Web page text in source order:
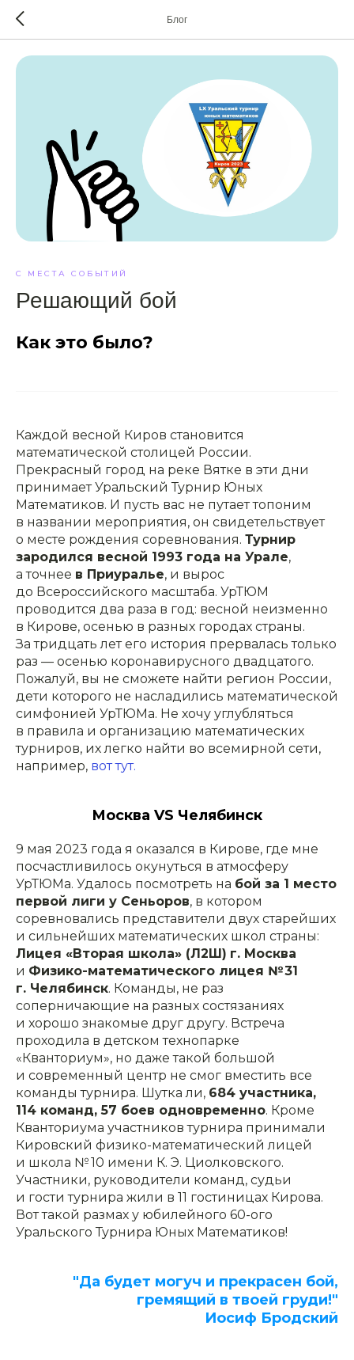
Блог
С МЕСТА СОБЫТИЙ
Решающий бой
Как это было?
Каждой весной Киров становится
математической столицей России.
Прекрасный город на реке Вятке в эти дни
принимает Уральский Турнир Юных
Математиков. И пусть вас не путает топоним
в названии мероприятия, он свидетельствует
о месте рождения соревнования. Турнир
зародился весной 1993 года на Урале,
а точнее в Приуралье, и вырос
до Всероссийского масштаба. УрТЮМ
проводится два раза в год: весной неизменно
в Кирове, осенью в разных городах страны.
За тридцать лет его история прервалась только
раз — осенью коронавирусного двадцатого.
Пожалуй, вы не сможете найти регион России,
дети которого не насладились математической
симфонией УрТЮМа. Не хочу углубляться
в правила и организацию математических
турниров, их легко найти во всемирной сети,
например, вот тут.
Москва VS Челябинск
9 мая 2023 года я оказался в Кирове, где мне
посчастливилось окунуться в атмосферу
УрТЮМа. Удалось посмотреть на бой за 1 место
первой лиги у Сеньоров, в котором
соревновались представители двух старейших
и сильнейших математических школ страны:
Лицея «Вторая школа» (Л2Ш) г. Москва
и Физико-математического лицея № 31
г. Челябинск. Команды, не раз
соперничающие на разных состязаниях
и хорошо знакомые друг другу. Встреча
проходила в детском технопарке
«Кванториум», но даже такой большой
и современный центр не смог вместить все
команды турнира. Шутка ли, 684 участника,
114 команд, 57 боев одновременно. Кроме
Кванториума участников турнира принимали
Кировский физико-математический лицей
и школа № 10 имени К. Э. Циолковского.
Участники, руководители команд, судьи
и гости турнира жили в 11 гостиницах Кирова.
Вот такой размах у юбилейного 60-ого
Уральского Турнира Юных Математиков!
"Да будет могуч и прекрасен бой,
гремящий в твоей груди!"
Иосиф Бродский